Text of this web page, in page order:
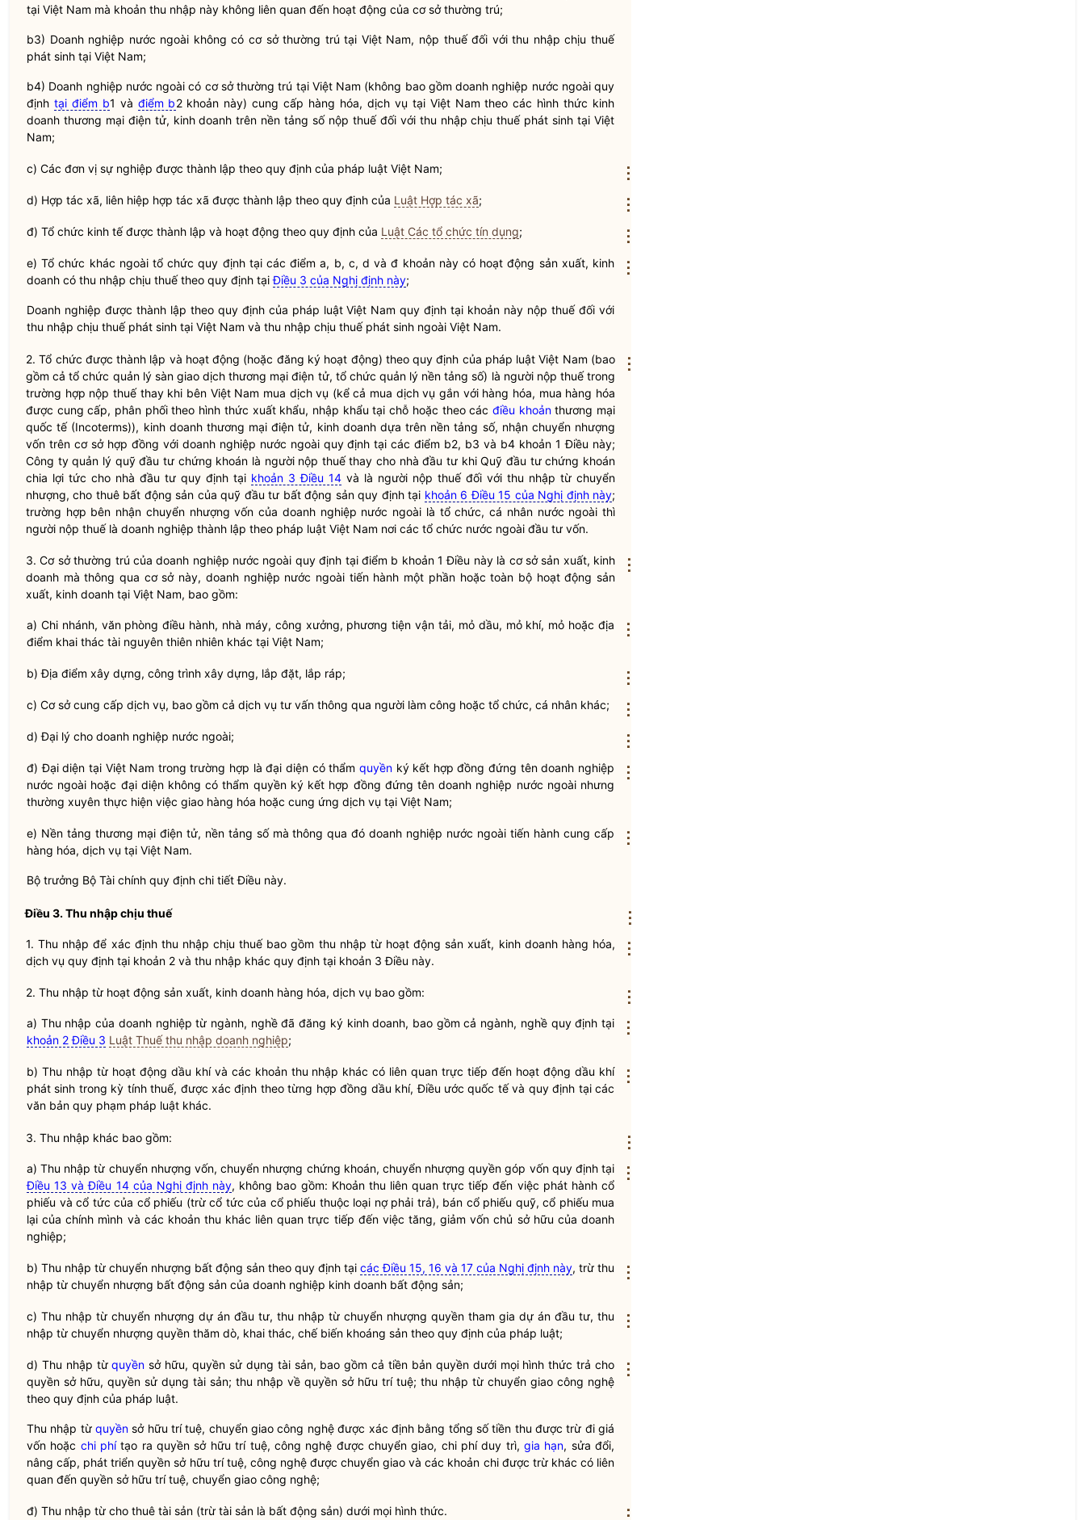
tại Việt Nam mà khoản thu nhập này không liên quan đến hoạt động của cơ sở thường trú;
b3) Doanh nghiệp nước ngoài không có cơ sở thường trú tại Việt Nam, nộp thuế đối với thu nhập chịu thuế
phát sinh tại Việt Nam;
b4) Doanh nghiệp nước ngoài có cơ sở thường trú tại Việt Nam (không bao gồm doanh nghiệp nước ngoài quy
định tại điểm b1 và điểm b2 khoản này) cung cấp hàng hóa, dịch vụ tại Việt Nam theo các hình thức kinh
doanh thương mại điện tử, kinh doanh trên nền tảng số nộp thuế đối với thu nhập chịu thuế phát sinh tại Việt
Nam;
c) Các đơn vị sự nghiệp được thành lập theo quy định của pháp luật Việt Nam;
d) Hợp tác xã, liên hiệp hợp tác xã được thành lập theo quy định của Luật Hợp tác xã;
đ) Tổ chức kinh tế được thành lập và hoạt động theo quy định của Luật Các tổ chức tín dụng;
e) Tổ chức khác ngoài tổ chức quy định tại các điểm a, b, c, d và đ khoản này có hoạt động sản xuất, kinh
doanh có thu nhập chịu thuế theo quy định tạiĐiều 3 của Nghị định này;
Doanh nghiệp được thành lập theo quy định của pháp luậtViệt Nam quy định tại khoản này nộp thuế đối với
thu nhập chịu thuế phát sinh tại Việt Nam và thu nhập chịu thuế phát sinh ngoài Việt Nam.
2. Tổ chức được thành lập và hoạt động (hoặc đăng ký hoạt động) theo quy định của pháp luật Việt Nam (bao
gồm cả tổ chức quản lý sàn giao dịch thương mại điện tử, tổ chức quản lý nền tảng số) là người nộp thuế trong
trường hợp nộp thuế thay khi bên Việt Nam mua dịch vụ (kể cả mua dịch vụ gắn với hàng hóa, mua hàng hóa
được cung cấp, phân phối theo hình thức xuất khẩu, nhập khẩu tại chỗ hoặc theo các điều khoảnthương mại
quốc tế (Incoterms)), kinh doanh thương mại điện tử, kinh doanh dựa trên nền tảng số, nhận chuyển nhượng
vốn trên cơ sở hợp đồng với doanh nghiệp nước ngoài quy định tại các điểm b2, b3 và b4 khoản 1 Điều này;
Công ty quản lý quỹ đầu tư chứng khoán là người nộp thuế thay cho nhà đầu tư khi Quỹ đầu tư chứng khoán
chia lợi tức cho nhà đầu tư quy định tại khoản 3 Điều 14 và là người nộp thuế đối với thu nhập từ chuyển
nhượng, cho thuê bất động sản của quỹ đầu tư bất động sản quy định tại khoản 6 Điều 15 của Nghị định này;
trường hợp bên nhận chuyển nhượng vốn của doanh nghiệp nước ngoài là tổ chức, cá nhân nước ngoài thì
người nộp thuế là doanh nghiệp thành lập theo pháp luật Việt Nam nơi các tổ chức nước ngoài đầu tư vốn.
3. Cơ sở thường trú của doanh nghiệp nước ngoài quy định tại điểm b khoản 1 Điều này là cơ sở sản xuất, kinh
doanh mà thông qua cơ sở này, doanh nghiệp nước ngoài tiến hành một phần hoặc toàn bộ hoạt động sản
xuất, kinh doanh tại Việt Nam, bao gồm:
a) Chi nhánh, văn phòng điều hành, nhà máy, công xưởng, phương tiện vận tải, mỏ dầu, mỏ khí, mỏ hoặc địa
điểm khai thác tài nguyên thiên nhiên khác tại Việt Nam;
b) Địa điểm xây dựng, công trình xây dựng, lắp đặt, lắp ráp;
c) Cơ sở cung cấp dịch vụ, bao gồm cả dịch vụ tư vấn thông qua người làm công hoặc tổ chức, cá nhân khác;
d) Đại lý cho doanh nghiệp nước ngoài;
đ) Đại diện tại Việt Nam trong trường hợp là đại diện có thẩm quyềnký kết hợp đồng đứng tên doanh nghiệp
nước ngoài hoặc đại diện không có thẩm quyềnký kết hợp đồng đứng tên doanh nghiệp nước ngoài nhưng
thường xuyên thực hiện việc giao hàng hóa hoặc cung ứng dịch vụ tại Việt Nam;
e) Nền tảng thương mại điện tử, nền tảng số mà thông qua đó doanh nghiệp nước ngoài tiến hành cung cấp
hàng hóa, dịch vụ tại Việt Nam.
Bộ trưởng Bộ Tài chính quy định chi tiết Điều này.
Điều 3. Thu nhập chịu thuế
1. Thu nhập để xác định thu nhập chịu thuế bao gồm thu nhập từ hoạt động sản xuất, kinh doanh hàng hóa,
dịch vụ quy định tại khoản 2 và thu nhập khác quy định tại khoản 3 Điều này.
2. Thu nhập từ hoạt động sản xuất, kinh doanh hàng hóa, dịch vụ bao gồm:
a) Thu nhập của doanh nghiệp từ ngành, nghề đã đăng ký kinh doanh, bao gồm cả ngành, nghề quy định tại
khoản 2 Điều 3 Luật Thuế thu nhập doanh nghiệp;
b) Thu nhập từ hoạt động dầu khí và các khoản thu nhập khác có liên quan trực tiếp đến hoạt động dầu khí
phát sinh trong kỳ tính thuế, được xác định theo từng hợp đồng dầu khí, Điều ước quốc tế và quy định tại các
văn bản quy phạm pháp luật khác.
3. Thu nhập khác bao gồm:
a) Thu nhập từ chuyển nhượng vốn, chuyển nhượng chứng khoán, chuyển nhượng quyền góp vốn quy định tại
Điều 13 và Điều 14 của Nghị định này, không bao gồm: Khoản thu liên quan trực tiếp đến việc phát hành cổ
phiếu và cổ tức của cổ phiếu (trừ cổ tức của cổ phiếu thuộc loại nợ phải trả), bán cổ phiếu quỹ, cổ phiếu mua
lại của chính mình và các khoản thu khác liên quan trực tiếp đến việc tăng, giảm vốn chủ sở hữu của doanh
nghiệp;
b) Thu nhập từ chuyển nhượng bất động sản theo quy định tại các Điều 15, 16 và 17 của Nghị định này, trừ thu
nhập từ chuyển nhượng bất động sản của doanh nghiệp kinh doanh bất động sản;
c) Thu nhập từ chuyển nhượng dự án đầu tư, thu nhập từ chuyển nhượng quyền tham gia dự án đầu tư, thu
nhập từ chuyển nhượng quyền thăm dò, khai thác, chế biến khoáng sản theo quy định của pháp luật;
d) Thu nhập từquyền sở hữu,quyền sử dụng tài sản, bao gồm cả tiền bản quyềndưới mọi hình thức trả cho
quyền sở hữu, quyền sử dụng tài sản; thu nhập về quyền sở hữu trí tuệ; thu nhập từ chuyển giao công nghệ
theo quy định của pháp luật.
Thu nhập từquyền sở hữu trí tuệ, chuyển giao công nghệ được xác định bằng tổng số tiền thu được trừ đi giá
vốn hoặc chi phítạo raquyền sở hữu trí tuệ, công nghệ được chuyển giao, chi phíduy trì, gia hạn, sửa đổi,
nâng cấp, phát triểnquyền sở hữu trí tuệ, công nghệ được chuyển giao và các khoản chi được trừ khác có liên
quan đến quyền sở hữu trí tuệ, chuyển giao công nghệ;
đ) Thu nhập từ cho thuê tài sản (trừ tài sản là bất động sản) dưới mọi hình thức.
⋮
⋮
⋮
⋮
⋮
⋮
⋮
⋮
⋮
⋮
⋮
⋮
⋮
⋮
⋮
⋮
⋮
⋮
⋮
⋮
⋮
⋮
⋮